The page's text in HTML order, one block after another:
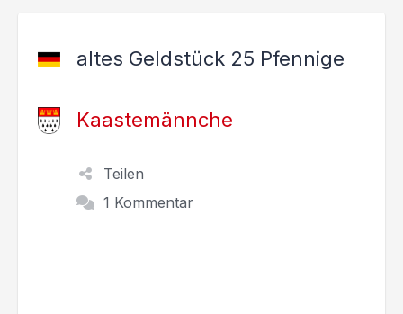
altes Geldstück 25 Pfennige
Kaastemännche
Teilen
1 Kommentar